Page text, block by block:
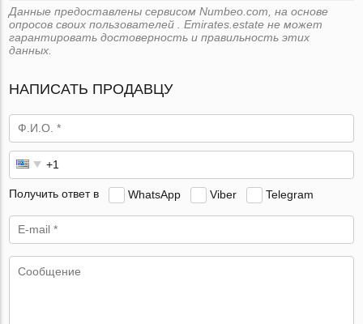
Данные предоставлены сервисом Numbeo.com, на основе
опросов своих пользователей . Emirates.estate не может
гарантировать достоверность и правильность этих
данных.
НАПИСАТЬ ПРОДАВЦУ
Получить ответ в WhatsApp Viber Telegram